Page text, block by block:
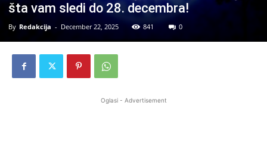
šta vam sledi do 28. decembra!
By Redakcija - December 22, 2025 841 0
Oglasi - Advertisement